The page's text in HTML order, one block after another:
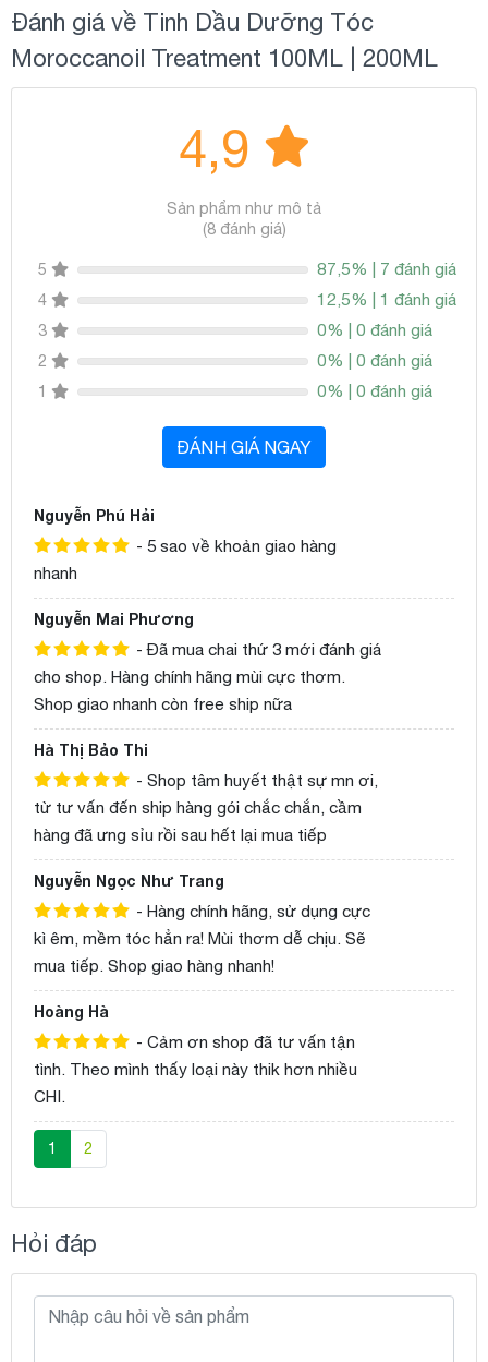
Đánh giá về Tinh Dầu Dưỡng Tóc
Moroccanoil Treatment 100ML | 200ML
4,9
Sản phẩm như mô tả
(8 đánh giá)
5 87,5% | 7 đánh giá
4 12,5% | 1 đánh giá
3 0% | 0 đánh giá
2 0% | 0 đánh giá
1 0% | 0 đánh giá
ĐÁNH GIÁ NGAY
Nguyễn Phú Hải
- 5 sao về khoản giao hàng
nhanh
Nguyễn Mai Phương
- Đã mua chai thứ 3 mới đánh giá
cho shop. Hàng chính hãng mùi cực thơm.
Shop giao nhanh còn free ship nữa
Hà Thị Bảo Thi
- Shop tâm huyết thật sự mn ơi,
từ tư vấn đến ship hàng gói chắc chắn, cầm
hàng đã ưng sỉu rồi sau hết lại mua tiếp
Nguyễn Ngọc Như Trang
- Hàng chính hãng, sử dụng cực
kì êm, mềm tóc hẳn ra! Mùi thơm dễ chịu. Sẽ
mua tiếp. Shop giao hàng nhanh!
Hoàng Hà
- Cảm ơn shop đã tư vấn tận
tình. Theo mình thấy loại này thik hơn nhiều
CHI.
1 2
Hỏi đáp